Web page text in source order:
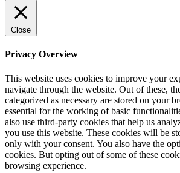
Close
Privacy Overview
This website uses cookies to improve your
navigate through the website. Out of these,
categorized as necessary are stored on your
essential for the working of basic
also use third-party cookies that help us
you use this website. These cookies will be
only with your consent. You also have the
cookies. But opting out of some of these
browsing experience.